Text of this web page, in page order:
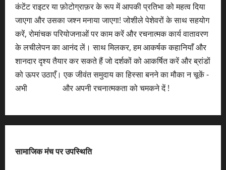
कंटेंट राइटर या फ़ोटोग्राफ़र के रूप में आपकी प्रतिभा को महत्व दिया
जाएगा और उसका जश्न मनाया जाएगा! जोशीले पेशेवरों के साथ सहयोग
करें, रोमांचक परियोजनाओं पर काम करें और रचनात्मक कार्य वातावरण
के लचीलेपन का आनंद लें। साथ मिलकर, हम आकर्षक कहानियाँ और
शानदार दृश्य तैयार कर सकते हैं जो दर्शकों को आकर्षित करें और ब्रांडों
को ऊपर उठाएँ। एक जीवंत समुदाय का हिस्सा बनने का मौका न चूकें -
अभी
और अपनी रचनात्मकता को चमकने दें !
सामाजिक मंच पर उपस्थिति